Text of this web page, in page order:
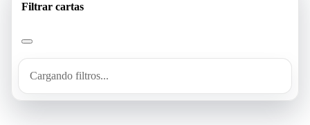
Filtrar cartas
Cargando filtros...